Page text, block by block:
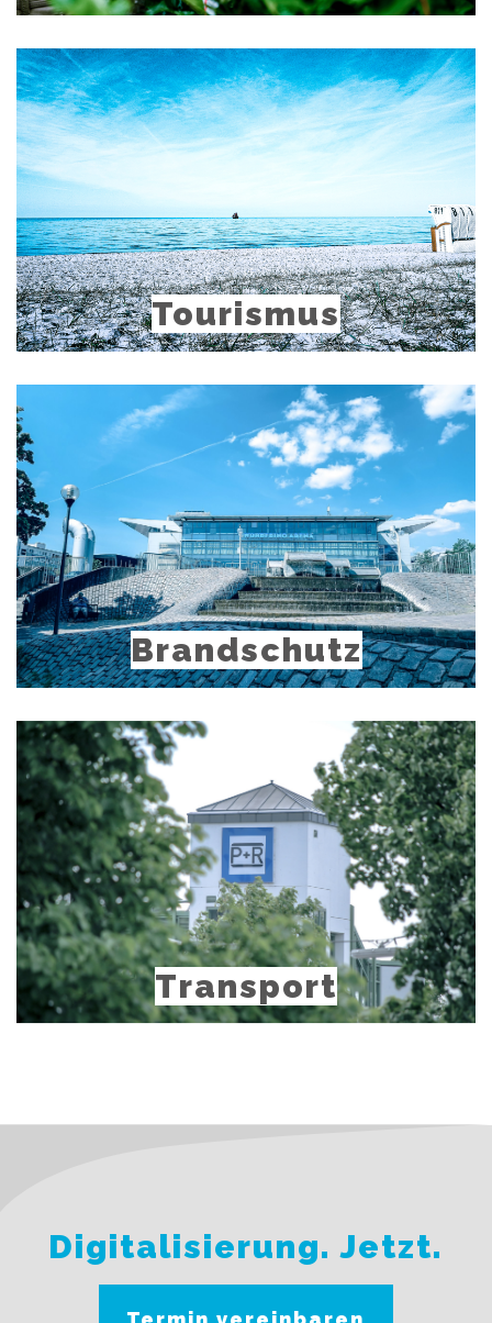
erfahren
Tourismus
erfahren
Brandschutz
erfahren
Transport
Digitalisierung. Jetzt.